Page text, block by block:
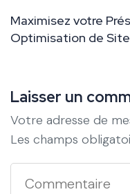
Maximisez votre
Optimisation de
Laisser un
Votre adresse de
Les champs